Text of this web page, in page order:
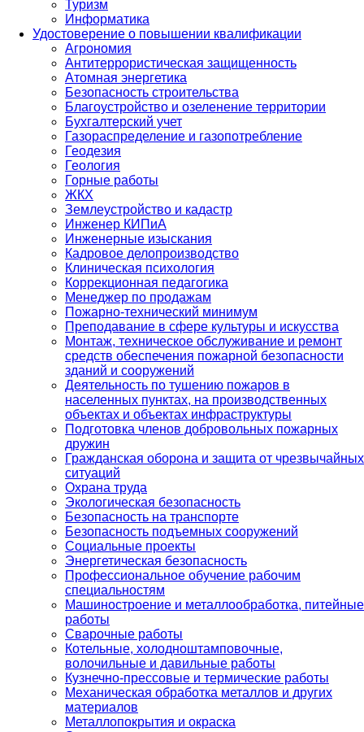
Туризм
Информатика
Удостоверение о повышении квалификации
Агрономия
Антитеррористическая защищенность
Атомная энергетика
Безопасность строительства
Благоустройство и озеленение территории
Бухгалтерский учет
Газораспределение и газопотребление
Геодезия
Геология
Горные работы
ЖКХ
Землеустройство и кадастр
Инженер КИПиА
Инженерные изыскания
Кадровое делопроизводство
Клиническая психология
Коррекционная педагогика
Менеджер по продажам
Пожарно-технический минимум
Преподавание в сфере культуры и искусства
Монтаж, техническое обслуживание и ремонт
средств обеспечения пожарной безопасности
зданий и сооружений
Деятельность по тушению пожаров в
населенных пунктах, на производственных
объектах и объектах инфраструктуры
Подготовка членов добровольных пожарных
дружин
Гражданская оборона и защита от чрезвычайных
ситуаций
Охрана труда
Экологическая безопасность
Безопасность на транспорте
Безопасность подъемных сооружений
Социальные проекты
Энергетическая безопасность
Профессиональное обучение рабочим
специальностям
Машиностроение и металлообработка, питейные
работы
Сварочные работы
Котельные, холодноштамповочные,
волочильные и давильные работы
Кузнечно-прессовые и термические работы
Механическая обработка металлов и других
материалов
Металлопокрытия и окраска